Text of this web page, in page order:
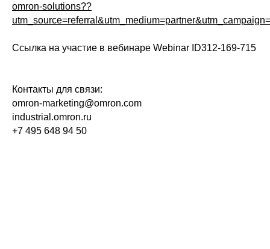
omron-solutions??
Ссылка на участие в вебинаре Webinar ID312-169-715
Контакты для связи:
omron-marketing@omron.com
industrial.omron.ru
+7 495 648 94 50